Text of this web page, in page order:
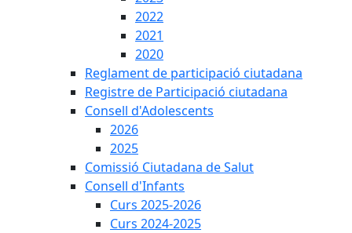
2022
2021
2020
Reglament de participació ciutadana
Registre de Participació ciutadana
Consell d'Adolescents
2026
2025
Comissió Ciutadana de Salut
Consell d'Infants
Curs 2025-2026
Curs 2024-2025